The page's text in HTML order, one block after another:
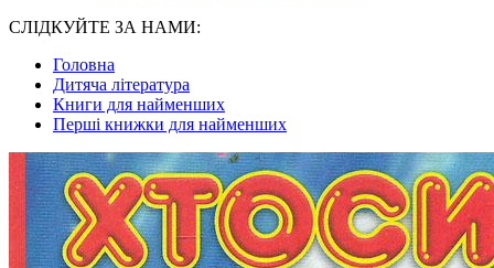
СЛІДКУЙТЕ ЗА НАМИ:
Головна
Дитяча література
Книги для найменших
Перші книжки для найменших